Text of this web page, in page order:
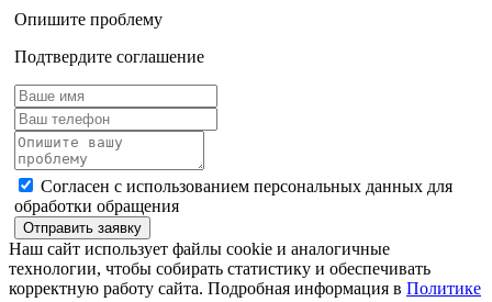
Опишите проблему
Подтвердите соглашение
Согласен с использованием персональных данных для
обработки обращения
Отправить заявку
Наш сайт использует файлы cookie и аналогичные
технологии, чтобы собирать статистику и обеспечивать
корректную работу сайта. Подробная информация в Политике